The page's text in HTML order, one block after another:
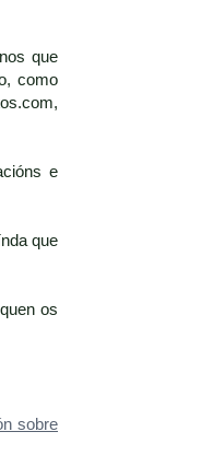
que
como
e
que
os
sobre